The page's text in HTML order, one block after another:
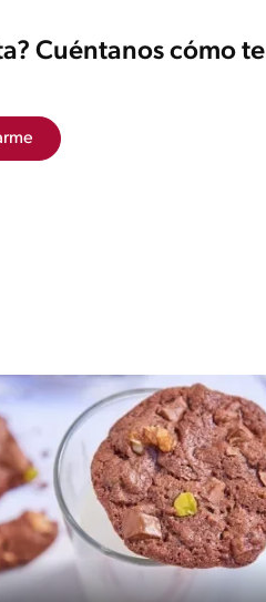
Cuéntanos cómo te